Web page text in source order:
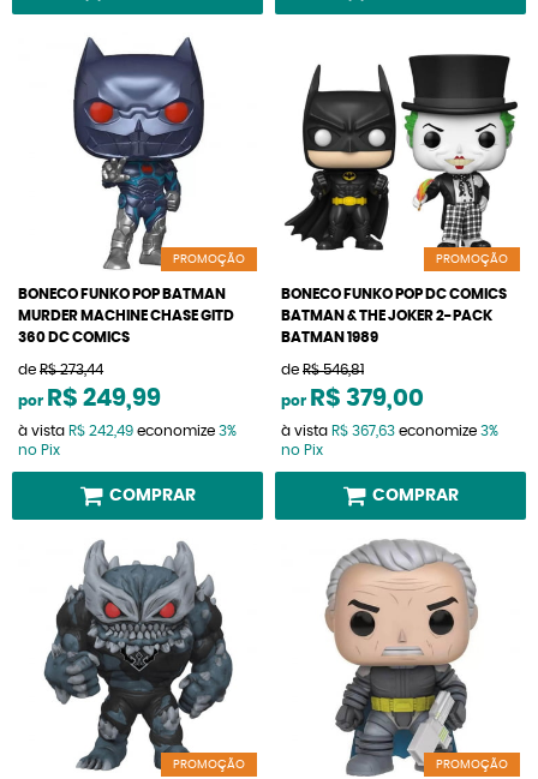
PROMOÇÃO
BONECO FUNKO POP BATMAN
MURDER MACHINE CHASE GITD
360 DC COMICS
de R$ 273,44
por R$ 249,99
à vista R$ 242,49 economize 3%
no Pix
COMPRAR
PROMOÇÃO
BONECO FUNKO POP DC COMICS
BATMAN & THE JOKER 2-PACK
BATMAN 1989
de R$ 546,81
por R$ 379,00
à vista R$ 367,63 economize 3%
no Pix
COMPRAR
PROMOÇÃO PROMOÇÃO